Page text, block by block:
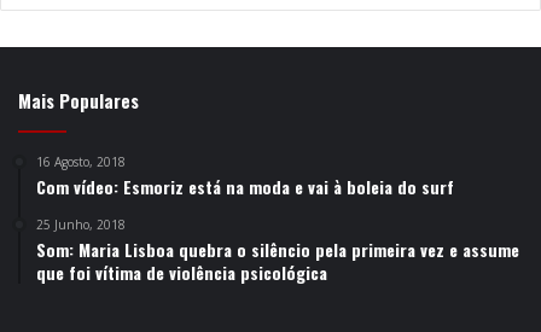
Mais Populares
16 Agosto, 2018
Com vídeo: Esmoriz está na moda e vai à boleia do surf
25 Junho, 2018
Som: Maria Lisboa quebra o silêncio pela primeira vez e assume
que foi vítima de violência psicológica